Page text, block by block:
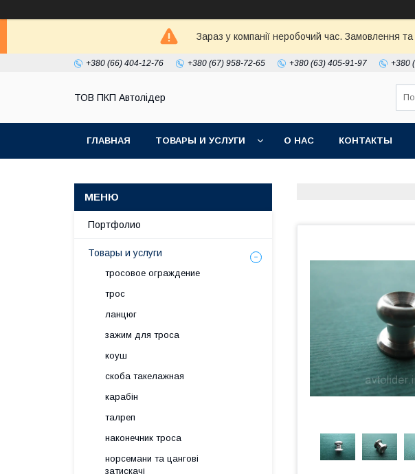
Зараз у компанії неробочий час. Замовлення
+380 (66) 404-12-76 +380 (67) 958-72-65 +380 (63) 405-91-97 +380
ТОВ ПКП Автолідер
ГЛАВНАЯ ТОВАРЫ И УСЛУГИ О НАС КОНТАКТЫ
Портфолио
Товары и услуги
тросовое ограждение
трос
ланцюг
зажим для троса
коуш
скоба такелажная
карабін
талреп
наконечник троса
норсемани та цангові
затискачі